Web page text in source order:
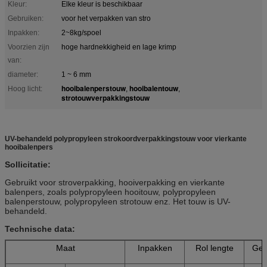
Kleur:
Elke kleur is beschikbaar
Gebruiken:
voor het verpakken van stro
Inpakken:
2~8kg/spoel
Voorzien zijn
van:
hoge hardnekkigheid en lage krimp
diameter:
1 ~ 6 mm
Hoog licht:
hooibalenperstouw, hooibalentouw,
strotouwverpakkingstouw
UV-behandeld polypropyleen strokoordverpakkingstouw voor vierkante
hooibalenpers
Sollicitatie:
Gebruikt voor stroverpakking, hooiverpakking en vierkante
balenpers, zoals polypropyleen hooitouw, polypropyleen
balenperstouw, polypropyleen strotouw enz. Het touw is UV-
behandeld.
Technische data:
Maat
Inpakken Rol lengte